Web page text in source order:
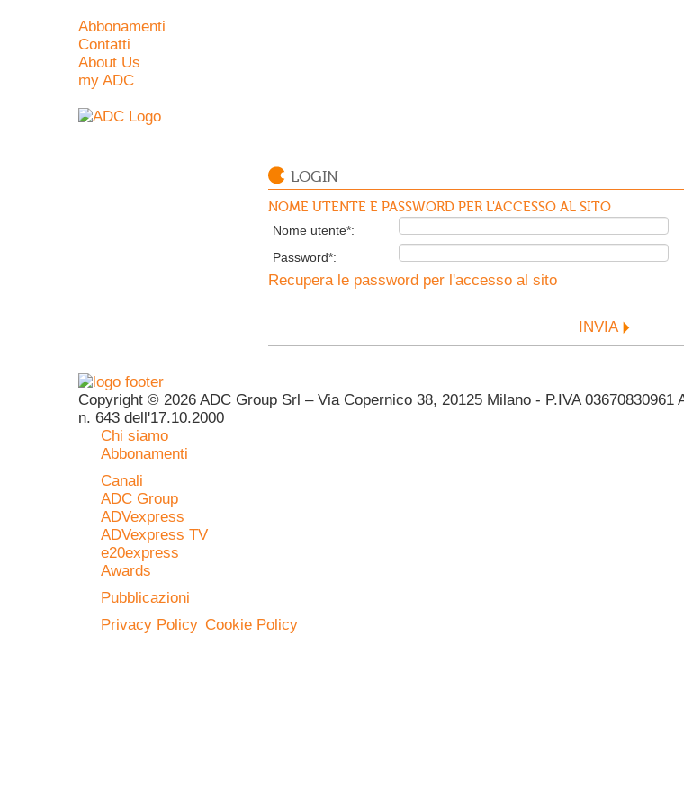
Abbonamenti
Contatti
About Us
my ADC
LOGIN
NOME UTENTE E PASSWORD PER L'ACCESSO AL SITO
Nome utente*:
Password*:
Recupera le password per l'accesso al sito
INVIA
Copyright © 2026 ADC Group Srl – Via Copernico 38, 20125 Milano - P.IVA
n. 643 dell'17.10.2000
Chi siamo
Abbonamenti
Canali
ADC Group
ADVexpress
ADVexpress TV
e20express
Awards
Pubblicazioni
Privacy Policy Cookie Policy